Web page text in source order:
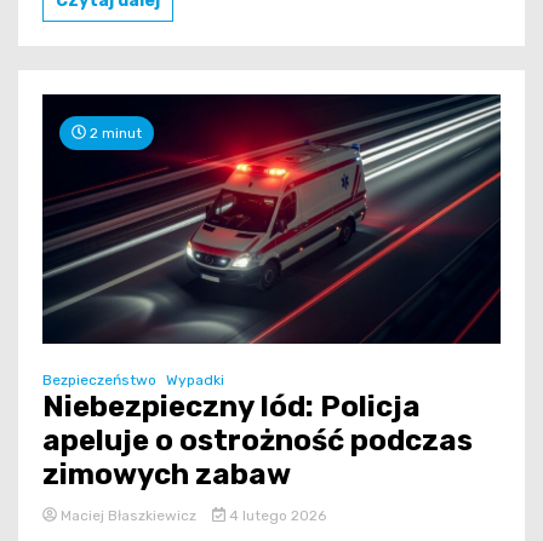
2 minut
Bezpieczeństwo Wypadki
Niebezpieczny lód: Policja
apeluje o ostrożność podczas
zimowych zabaw
Maciej Błaszkiewicz 4 lutego 2026